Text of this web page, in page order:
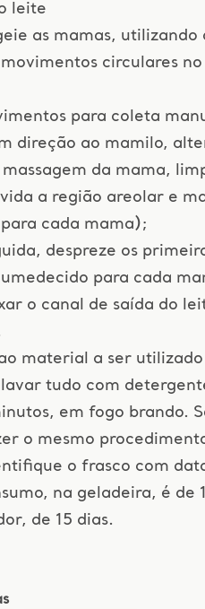
leite
as mamas,
circulares
para coleta
direção ao mamilo,
massagem da mama,
a região areolar e
cada mama);
despreze os
para cada
o canal de saída do
material a ser
tudo com
em fogo brando.
o mesmo
o frasco com
na geladeira, é de
de 15 dias.